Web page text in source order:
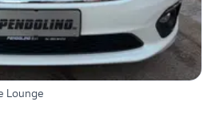
Lounge